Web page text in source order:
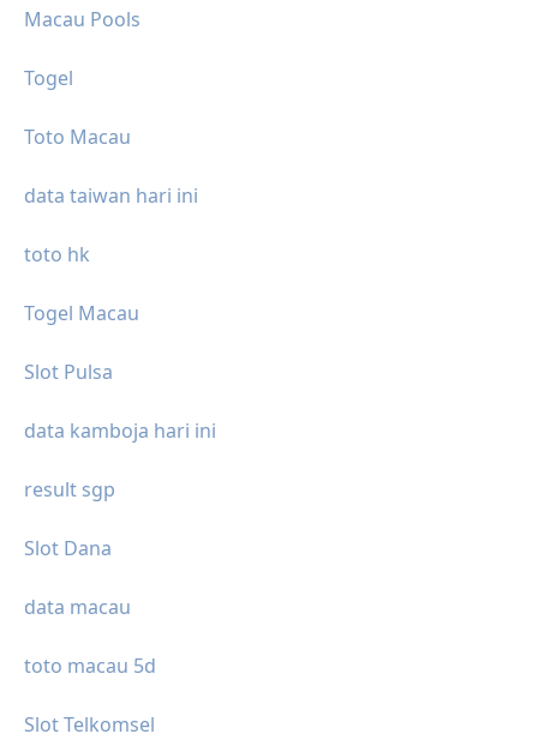
Macau Pools
Togel
Toto Macau
data taiwan hari ini
toto hk
Togel Macau
Slot Pulsa
data kamboja hari ini
result sgp
Slot Dana
data macau
toto macau 5d
Slot Telkomsel